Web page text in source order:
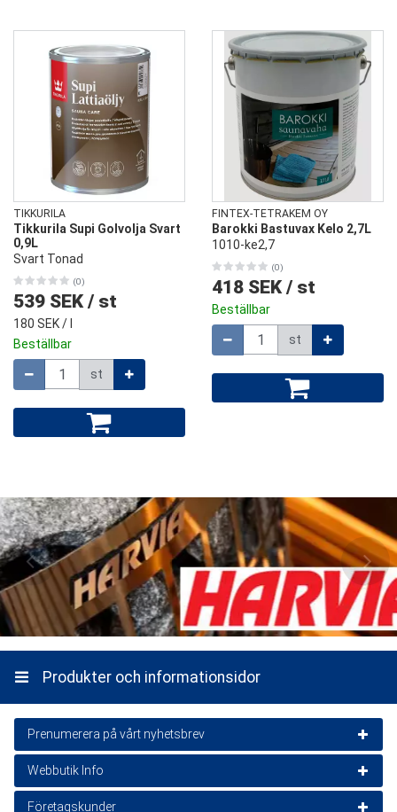
TIKKURILA
Tikkurila Supi Golvolja Svart
0,9L
Svart Tonad
(0)
539 SEK / st
180 SEK/ l
Beställbar
st
FINTEX-TETRAKEM OY
Barokki Bastuvax Kelo 2,7L
1010-ke2,7
(0)
418 SEK / st
Beställbar
st
Produkter och informationsidor
Prenumerera på vårt nyhetsbrev
Nyhetsbrevet är gratis
Webbutik Info
Kundservice
Företagskunder